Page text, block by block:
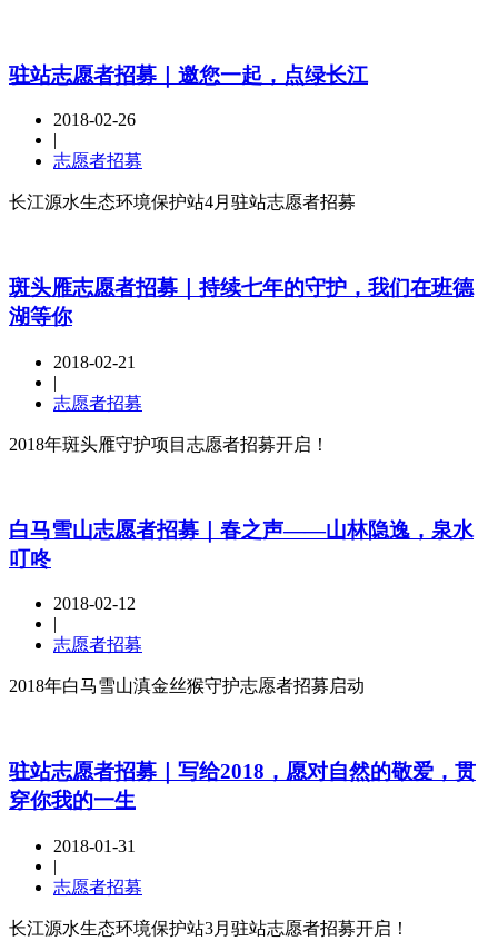
驻站志愿者招募｜邀您一起，点绿长江
2018-02-26
|
志愿者招募
长江源水生态环境保护站4月驻站志愿者招募
斑头雁志愿者招募｜持续七年的守护，我们在班德
湖等你
2018-02-21
|
志愿者招募
2018年斑头雁守护项目志愿者招募开启！
白马雪山志愿者招募｜春之声——山林隐逸，泉水
叮咚
2018-02-12
|
志愿者招募
2018年白马雪山滇金丝猴守护志愿者招募启动
驻站志愿者招募｜写给2018，愿对自然的敬爱，贯
穿你我的一生
2018-01-31
|
志愿者招募
长江源水生态环境保护站3月驻站志愿者招募开启！